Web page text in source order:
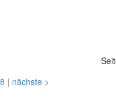
| nächste >